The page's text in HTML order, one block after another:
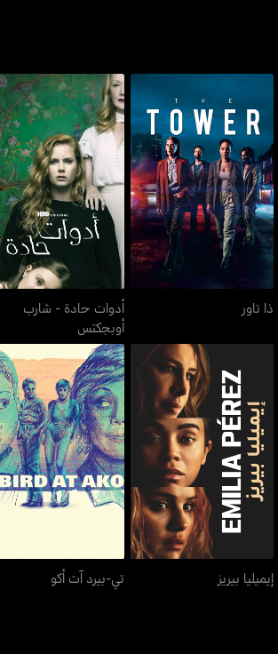
ذا تاور
ذا تاور
أدوات حادة - شارب
أوبجكتس
أدوات حادة - شارب
أوبجكتس
إيميليا بيريز
إيميليا بيريز
تي-بيرد آت أكو
تي-بيرد آت أكو